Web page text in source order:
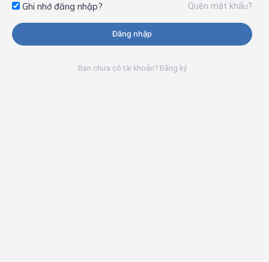
Ghi nhớ đăng nhập? Quên mật khẩu?
Đăng nhập
Bạn chưa có tài khoản? Đăng ký